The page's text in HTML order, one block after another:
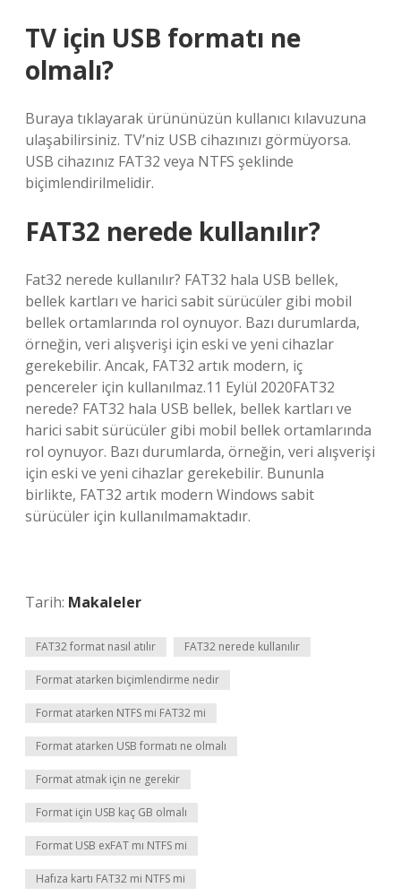
TV için USB formatı ne
olmalı?
Buraya tıklayarak ürününüzün kullanıcı kılavuzuna
ulaşabilirsiniz. TV’niz USB cihazınızı görmüyorsa.
USB cihazınız FAT32 veya NTFS şeklinde
biçimlendirilmelidir.
FAT32 nerede kullanılır?
Fat32 nerede kullanılır? FAT32 hala USB bellek,
bellek kartları ve harici sabit sürücüler gibi mobil
bellek ortamlarında rol oynuyor. Bazı durumlarda,
örneğin, veri alışverişi için eski ve yeni cihazlar
gerekebilir. Ancak, FAT32 artık modern, iç
pencereler için kullanılmaz.11 Eylül 2020FAT32
nerede? FAT32 hala USB bellek, bellek kartları ve
harici sabit sürücüler gibi mobil bellek ortamlarında
rol oynuyor. Bazı durumlarda, örneğin, veri alışverişi
için eski ve yeni cihazlar gerekebilir. Bununla
birlikte, FAT32 artık modern Windows sabit
sürücüler için kullanılmamaktadır.
Tarih: Makaleler
FAT32 format nasıl atılır FAT32 nerede kullanılır
Format atarken biçimlendirme nedir
Format atarken NTFS mi FAT32 mi
Format atarken USB formatı ne olmalı
Format atmak için ne gerekir
Format için USB kaç GB olmalı
Format USB exFAT mı NTFS mi
Hafıza kartı FAT32 mi NTFS mi